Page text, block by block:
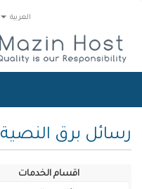
العربية
رسائل برق النصية
اقسام الخدمات